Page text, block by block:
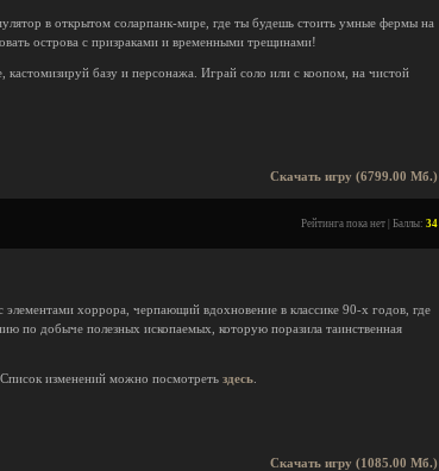
в открытом соларпанк-мире, где ты будешь стоить умные фермы на
острова с призраками и временными трещинами!
базу и персонажа. Играй соло или с коопом, на чистой
Скачать игру (6799.00 Мб.)
Рейтинга пока нет | Баллы: 34
хоррора, черпающий вдохновение в классике 90-х годов, где
по добыче полезных ископаемых, которую поразила таинственная
Список изменений можно посмотреть здесь
Скачать игру (1085.00 Мб.)